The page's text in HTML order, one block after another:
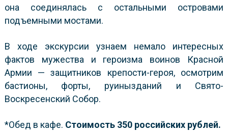
она соединялась с остальными островами
подъемными мостами.
В ходе экскурсии узнаем немало интересных
фактов мужества и героизма воинов Красной
Армии — защитников крепости-героя, осмотрим
бастионы, форты, руинызданий и Свято-
Воскресенский Собор.
*Обед в кафе. Стоимость 350 российских рублей.